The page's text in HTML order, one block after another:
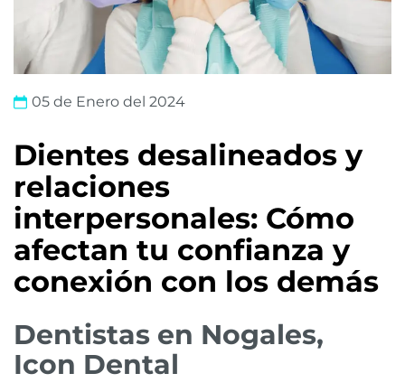
05 de Enero del 2024
Dientes desalineados y
relaciones
interpersonales: Cómo
afectan tu confianza y
conexión con los demás
Dentistas en Nogales,
Icon Dental